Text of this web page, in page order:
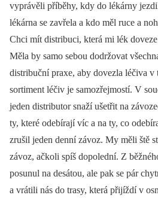
vyprávěli příběhy, kdy do lékárny
lékárna se zavřela a kdo měl ruce a
Chci mít distribuci, která mi lék
Měla by samo sebou dodržovat
distribuční praxe, aby dovezla léčiva
sortiment léčiv je samozřejmostí. V
jeden distributor snaží ušetřit na
ty, které odebírají víc a na ty, co
zrušil jeden denní závoz. My měli ště
závoz, ačkoli spíš dopolední. Z
posunul na desátou, ale pak se pár
a vrátili nás do trasy, která přijíždí v